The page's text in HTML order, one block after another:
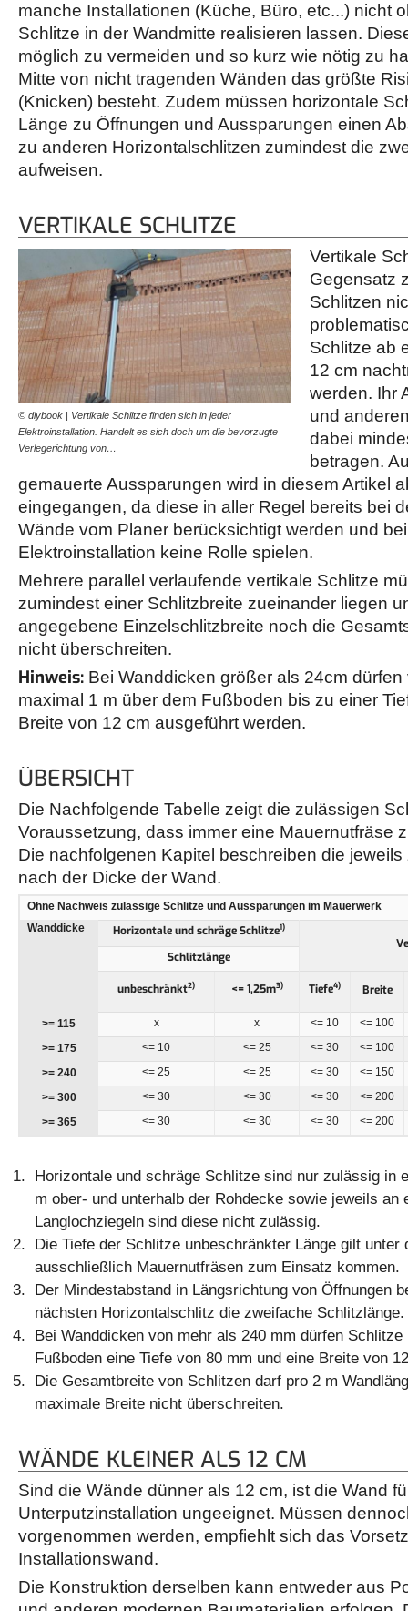
manche Installationen (Küche, Büro, etc...) nicht
Schlitze in der Wandmitte realisieren lassen.
möglich zu vermeiden und so kurz wie nötig zu
Mitte von nicht tragenden Wänden das größte
(Knicken) besteht. Zudem müssen horizontale
Länge zu Öffnungen und Aussparungen einen
zu anderen Horizontalschlitzen zumindest die
aufweisen.
VERTIKALE SCHLITZE
© diybook | Vertikale Schlitze finden sich in jeder
Elektroinstallation. Handelt es sich doch um die bevorzugte
Verlegerichtung von…
Vertikale
Gegensatz
Schlitzen
Schlitze ab
12 cm
werden. Ihr
und
dabei
betragen.
gemauerte Aussparungen wird in diesem Artikel
eingegangen, da diese in aller Regel bereits bei
Wände vom Planer berücksichtigt werden und
Elektroinstallation keine Rolle spielen.
Mehrere parallel verlaufende vertikale Schlitze
zumindest einer Schlitzbreite zueinander liegen
angegebene Einzelschlitzbreite noch die
nicht überschreiten.
Hinweis: Bei Wanddicken größer als 24cm
maximal 1 m über dem Fußboden bis zu einer
Breite von 12 cm ausgeführt werden.
ÜBERSICHT
Die Nachfolgende Tabelle zeigt die zulässigen
Voraussetzung, dass immer eine Mauernutfräse
Die nachfolgenen Kapitel beschreiben die
nach der Dicke der Wand.
Ohne Nachweis zulässige Schlitze und Aussparungen im Mauerwerk
Wanddicke
Horizontale und schräge Schlitze1)
Schlitzlänge
unbeschränkt2) <= 1,25m3) Tiefe4) Breite
>= 115 x x <= 10
<= 100
>= 175
<= 10 <= 25 <= 30
<= 100
>= 240
<= 25 <= 25 <= 30
<= 150
>= 300
<= 30 <= 30 <= 30
<= 200
>= 365
<= 30 <= 30 <= 30 <= 200
Horizontale und schräge Schlitze sind nur zulässig in
m ober- und unterhalb der Rohdecke sowie jeweils an
Langlochziegeln sind diese nicht zulässig.
Die Tiefe der Schlitze unbeschränkter Länge gilt unter
ausschließlich Mauernutfräsen zum Einsatz kommen.
Der Mindestabstand in Längsrichtung von Öffnungen
nächsten Horizontalschlitz die zweifache Schlitzlänge.
Bei Wanddicken von mehr als 240 mm dürfen
Fußboden eine Tiefe von 80 mm und eine Breite von
Die Gesamtbreite von Schlitzen darf pro 2 m
maximale Breite nicht überschreiten.
WÄNDE KLEINER ALS 12 CM
Sind die Wände dünner als 12 cm, ist die Wand
Unterputzinstallation ungeeignet. Müssen
vorgenommen werden, empfiehlt sich das
Installationswand.
Die Konstruktion derselben kann entweder aus